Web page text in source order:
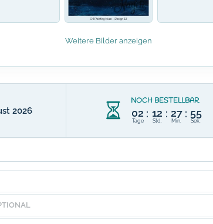
Weitere Bilder anzeigen
2026
NOCH BESTELLBAR
02
Tage
: 12
Std.
: 27
Min.
: 55
Sek.